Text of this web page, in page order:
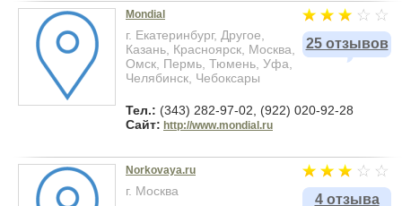
25 отзывов
Mondial
г. Екатеринбург, Другое,
Казань, Красноярск, Москва,
Омск, Пермь, Тюмень, Уфа,
Челябинск, Чебоксары
Тел.: (343) 282-97-02, (922) 020-92-28
Сайт: http://www.mondial.ru
4 отзыва
Norkovaya.ru
г. Москва